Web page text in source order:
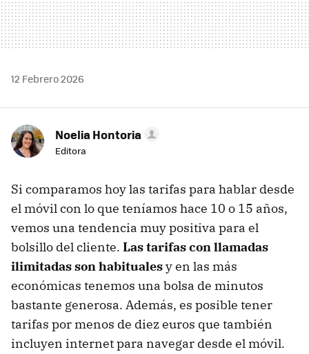
12 Febrero 2026
Noelia Hontoria
Editora
Si comparamos hoy las tarifas para hablar desde
el móvil con lo que teníamos hace 10 o 15 años,
vemos una tendencia muy positiva para el
bolsillo del cliente. Las tarifas con llamadas
ilimitadas son habitualesy en las más
económicas tenemos una bolsa de minutos
bastante generosa. Además, es posible tener
tarifas por menos de diez euros que también
incluyen internet para navegar desde el móvil.